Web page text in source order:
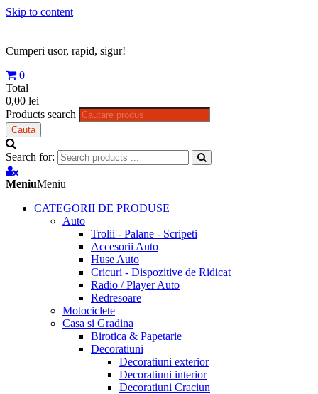
Skip to content
Cumperi usor, rapid, sigur!
0
Total
0,00 lei
Products search
Cauta
Search for:
MeniuMeniu
CATEGORII DE PRODUSE
Auto
Trolii - Palane - Scripeti
Accesorii Auto
Huse Auto
Cricuri - Dispozitive de Ridicat
Radio / Player Auto
Redresoare
Motociclete
Casa si Gradina
Birotica & Papetarie
Decoratiuni
Decoratiuni exterior
Decoratiuni interior
Decoratiuni Craciun